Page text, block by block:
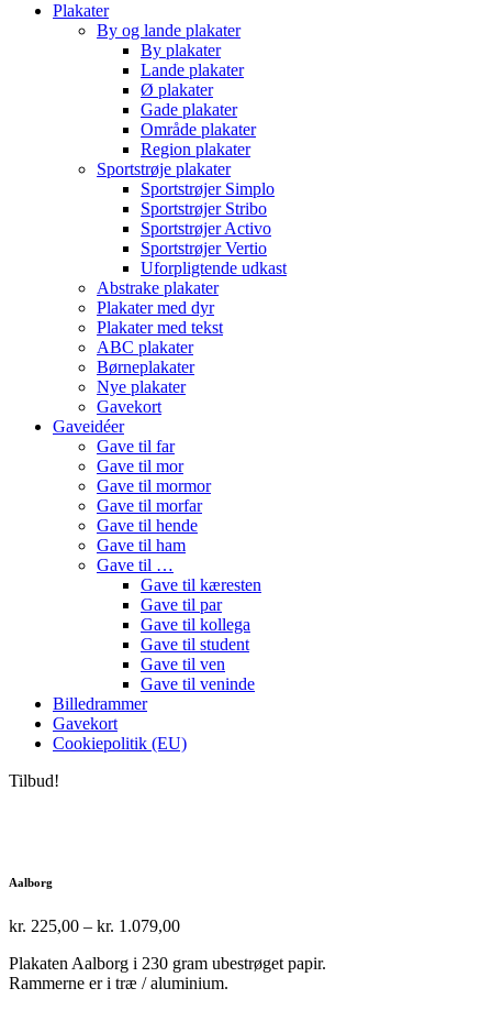
Plakater
By og lande plakater
By plakater
Lande plakater
Ø plakater
Gade plakater
Område plakater
Region plakater
Sportstrøje plakater
Sportstrøjer Simplo
Sportstrøjer Stribo
Sportstrøjer Activo
Sportstrøjer Vertio
Uforpligtende udkast
Abstrake plakater
Plakater med dyr
Plakater med tekst
ABC plakater
Børneplakater
Nye plakater
Gavekort
Gaveidéer
Gave til far
Gave til mor
Gave til mormor
Gave til morfar
Gave til hende
Gave til ham
Gave til …
Gave til kæresten
Gave til par
Gave til kollega
Gave til student
Gave til ven
Gave til veninde
Billedrammer
Gavekort
Cookiepolitik (EU)
Tilbud!
Aalborg
kr. 225,00 – kr. 1.079,00Prisinterval:
til
kr. 1.079,00
Plakaten Aalborg i 230 gram ubestrøget papir.
Rammerne er i træ / aluminium.